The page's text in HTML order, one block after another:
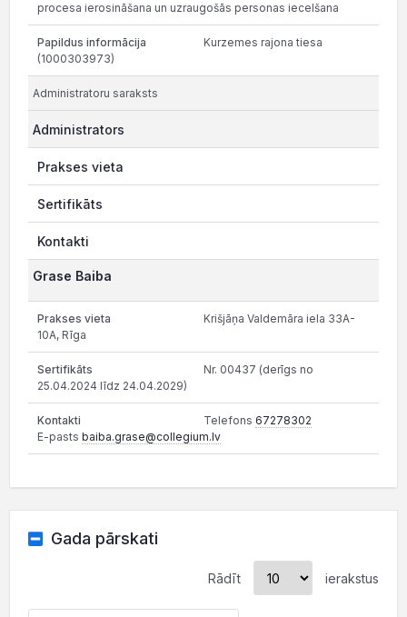
procesa ierosināšana un uzraugošās personas iecelšana
Kurzemes rajona tiesa
(1000303973)
Administratoru saraksts
Administrators
Prakses vieta
Sertifikāts
Kontakti
Grase Baiba
Krišjāņa Valdemāra iela 33A-
10A, Rīga
Nr. 00437 (derīgs no
25.04.2024 līdz 24.04.2029)
Telefons 67278302
E-pasts baiba.grase@collegium.lv
Gada pārskati
Rādīt ierakstus